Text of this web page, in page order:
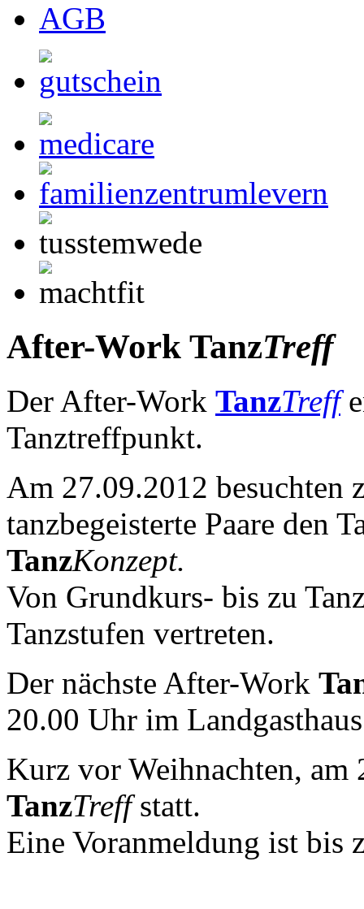
AGB
After-Work TanzTreff
Der After-Work TanzTreff
Tanztreffpunkt.
Am 27.09.2012 besuchten
tanzbegeisterte Paare den
TanzKonzept.
Von Grundkurs- bis zu
Tanzstufen vertreten.
Der nächste After-Work
20.00 Uhr im
Kurz vor Weihnachten,
TanzTreffstatt.
Eine Voranmeldung ist bis